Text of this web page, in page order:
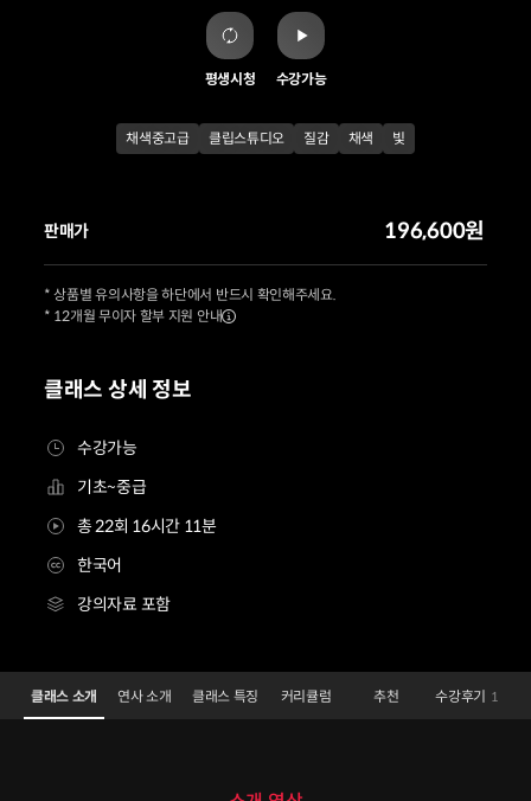
평생시청 수강가능
채색중고급 클립스튜디오 질감 채색 빛
클래스 상세 정보
수강가능
기초~중급
총 22회 16시간 11분
한국어
강의자료 포함
판매가 196,600원
* 상품별 유의사항을 하단에서 반드시 확인해주세요.
* 12개월 무이자 할부 지원 안내
일러스트레이터 아키타 히카 Details
Configuration Information Shortcuts
클래스 소개 연사 소개 클래스 특징 커리큘럼 추천 수강후기 1